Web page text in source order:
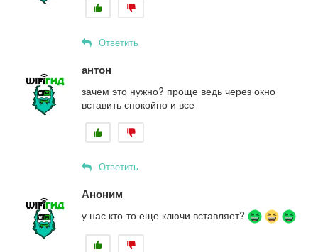
Ответить
антон
зачем это нужно? проще ведь через окно
вставить спокойно и все
Ответить
Аноним
у нас кто-то еще ключи вставляет?